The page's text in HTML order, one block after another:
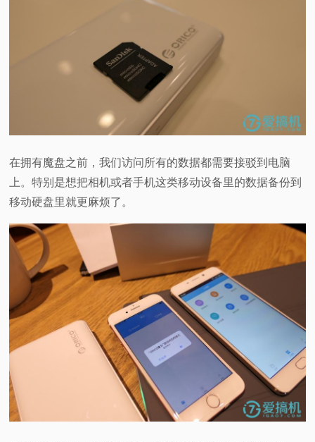
在拥有魔盘之前，我们访问所有的数据都需要接驳到电脑
上。特别是想把相机或者手机这类移动设备里的数据备份到
移动硬盘里就更麻烦了。